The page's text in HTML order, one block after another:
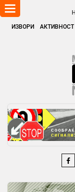
ИЗВОРИ АКТИВНОСТ
Toggle
navigation